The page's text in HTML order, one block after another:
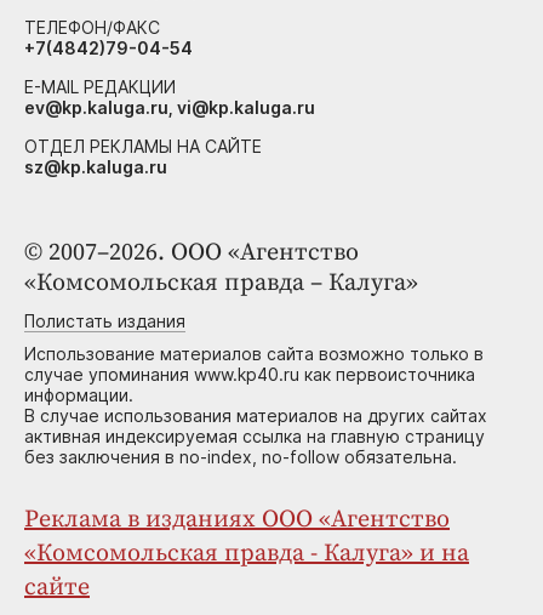
© 2007–2026. ООО «Агентство
«Комсомольская правда – Калуга»
Полистать издания
Использование материалов сайта возможно только в
случае упоминания www.kp40.ru как первоисточника
информации.
В случае использования материалов на других сайтах
активная индексируемая ссылка на главную страницу
без заключения в no-index, no-follow обязательна.
Реклама в изданиях ООО «Агентство
«Комсомольская правда - Калуга» и на
сайте
ТЕЛЕФОН/ФАКС
+7(4842)79-04-54
E-MAIL РЕДАКЦИИ
ev@kp.kaluga.ru, vi@kp.kaluga.ru
ОТДЕЛ РЕКЛАМЫ НА САЙТЕ
sz@kp.kaluga.ru